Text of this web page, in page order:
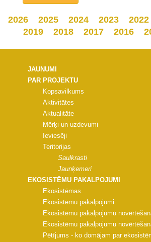
2026 2025 2024 2023 2022
2019
2018 2017 2016
JAUNUMI
PAR PROJEKTU
Kopsavilkums
Aktivitātes
Aktualitāte
Mērķi un uzdevumi
Ieviesēji
Teritorijas
Saulkrasti
Jaunķemeri
EKOSISTĒMU PAKALPOJUMI
Ekosistēmas
Ekosistēmu pakalpojumi
Ekosistēmu pakalpojumu
Ekosistēmu pakalpojumu
Pētījums - ko domājam par